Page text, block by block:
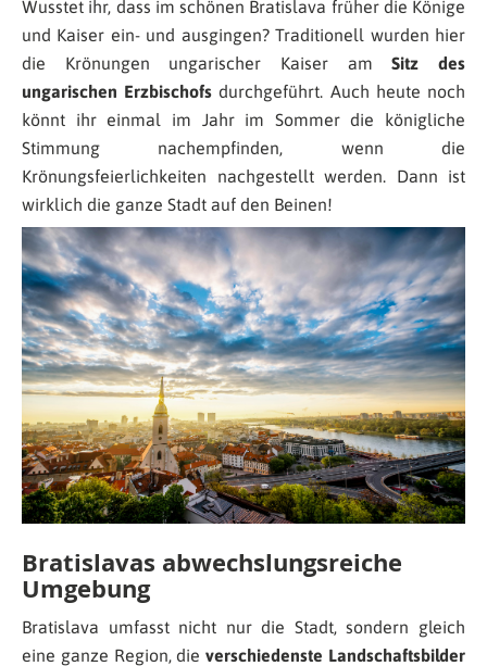
Wusstet ihr, dass im schönen Bratislava früher die Könige
und Kaiser ein- und ausgingen? Traditionell wurden hier
die Krönungen ungarischer Kaiser amSitz des
ungarischen Erzbischofs durchgeführt. Auch heute noch
könnt ihr einmal im Jahr im Sommer die königliche
Stimmung nachempfinden, wenn die
Krönungsfeierlichkeiten nachgestellt werden. Dann ist
wirklich die ganze Stadt auf den Beinen!
Bratislavas abwechslungsreiche
Umgebung
Bratislava umfasst nicht nur die Stadt, sondern gleich
eine ganze Region, dieverschiedenste Landschaftsbilder